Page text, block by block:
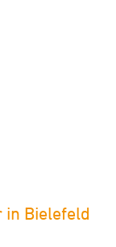
Bielefeld